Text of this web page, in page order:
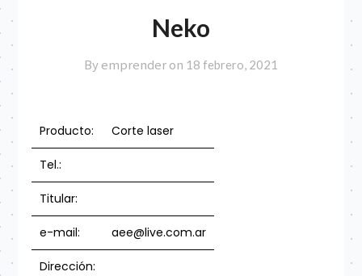
Neko
By emprender on 18 febrero, 2021
Producto: Corte laser
Tel.:
Titular:
e-mail: aee@live.com.ar
Dirección: